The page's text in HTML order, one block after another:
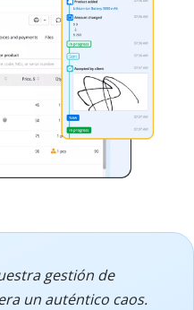
gestión de
un auténtico caos.